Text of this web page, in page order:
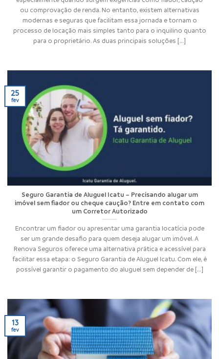
ou comprovação de renda. No entanto, existem alternativas
modernas e seguras que facilitam essa jornada e tornam o
processo de locação mais simples tanto para o inquilino quanto
para o proprietário. As duas principais soluções [...]
Seguro Garantia de Aluguel Icatu – Precisando alugar um
imóvel sem fiador ou cheque caução? Entre em contato com
um Corretor Autorizado
Encontrar um fiador ou apresentar uma garantia locatícia pode
ser um grande desafio para quem deseja alugar um imóvel. A
Renova Seguros oferece uma alternativa prática e acessível para
facilitar essa etapa: o Seguro Garantia de Aluguel Icatu. Com ele, é
possível garantir o pagamento do aluguel sem depender de [...]
25
fev
13
fev